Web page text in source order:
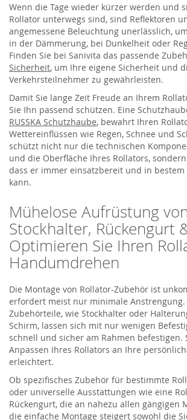
Wenn die Tage wieder kürzer werden und
Rollator unterwegs sind, sind Reflektoren
angemessene Beleuchtung unerlässlich,
in der Dämmerung, bei Dunkelheit oder
Finden Sie bei Sanivita das passende
Sicherheit, um Ihre eigene Sicherheit und
Verkehrsteilnehmer zu gewährleisten.
Damit Sie lange Zeit Freude an Ihrem
Sie Ihn passend schützen. Eine
RUSSKA Schutzhaube, bewahrt Ihren
Wettereinflüssen wie Regen, Schnee und
schützt nicht nur die technischen
und die Oberfläche Ihres Rollators,
dass er immer einsatzbereit und in
kann.
Mühelose Aufrüstung
Stockhalter, Rückengurt
Optimieren Sie Ihren
Handumdrehen
Die Montage von Rollator-Zubehör ist
erfordert meist nur minimale Anstrengung.
Zubehörteile, wie Stockhalter oder
Schirm, lassen sich mit nur wenigen
schnell und sicher am Rahmen befestigen.
Anpassen Ihres Rollators an Ihre
erleichtert.
Ob spezifisches Zubehör für bestimmte
oder universelle Ausstattungen wie eine
Rückengurt, die an nahezu allen gängigen
die einfache Montage steigert sowohl die